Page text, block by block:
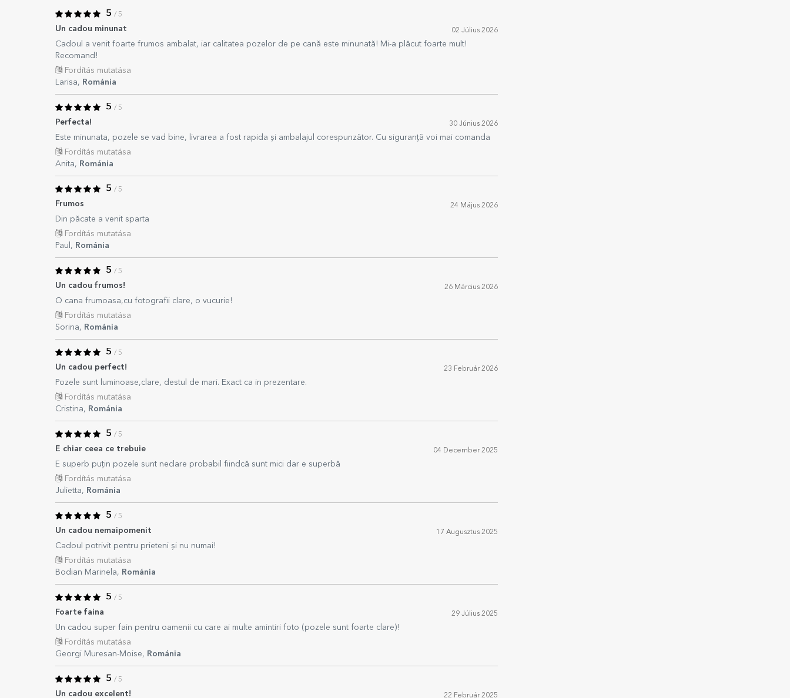
5 / 5
Un cadou minunat 02 Július 2026
Cadoul a venit foarte frumos ambalat, iar calitatea pozelor de pe cană este minunată! Mi-a plăcut foarte mult!
Recomand!
Fordítás mutatása
Larisa, Románia
5 / 5
Perfecta! 30 Június 2026
Este minunata, pozele se vad bine, livrarea a fost rapida și ambalajul corespunzător. Cu siguranță voi mai comanda
Fordítás mutatása
Anita, Románia
5 / 5
Frumos 24 Május 2026
Din păcate a venit sparta
Fordítás mutatása
Paul, Románia
5 / 5
Un cadou frumos! 26 Március 2026
O cana frumoasa,cu fotografii clare, o vucurie!
Fordítás mutatása
Sorina, Románia
5 / 5
Un cadou perfect! 23 Február 2026
Pozele sunt luminoase,clare, destul de mari. Exact ca in prezentare.
Fordítás mutatása
Cristina, Románia
5 / 5
E chiar ceea ce trebuie 04 December 2025
E superb puțin pozele sunt neclare probabil fiindcă sunt mici dar e superbă
Fordítás mutatása
Julietta, Románia
5 / 5
Un cadou nemaipomenit 17 Augusztus 2025
Cadoul potrivit pentru prieteni și nu numai!
Fordítás mutatása
Bodian Marinela, Románia
5 / 5
Foarte faina 29 Július 2025
Un cadou super fain pentru oamenii cu care ai multe amintiri foto (pozele sunt foarte clare)!
Fordítás mutatása
Georgi Muresan-Moise, Románia
5 / 5
Un cadou excelent! 22 Február 2025